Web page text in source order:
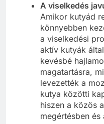
A viselkedés
Amikor kutyád
könnyebben
a viselkedési
aktív kutyák
kevésbé
magatartásra,
levezették a
kutya közötti
hiszen a közös
megértésben